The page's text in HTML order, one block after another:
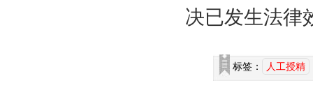
决已发生法律
标签： 人工授精